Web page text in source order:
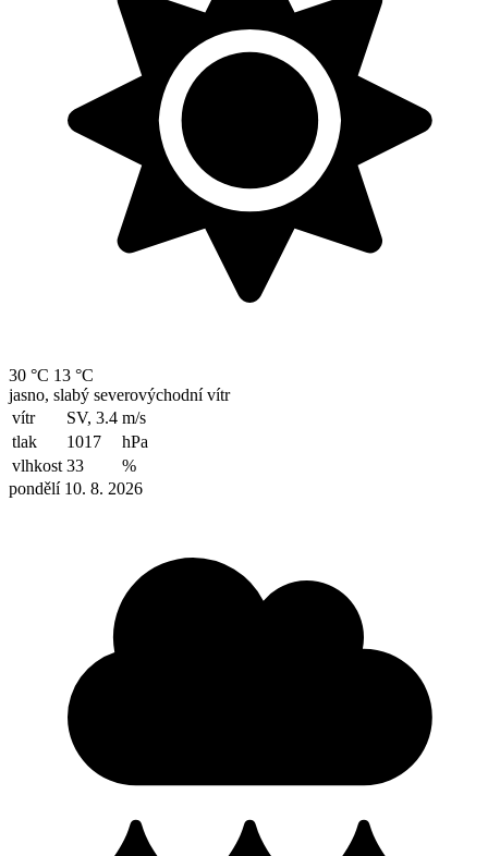
30 °C 13 °C
jasno, slabý severovýchodní vítr
vítr
SV, 3.4 m/s
tlak
1017
hPa
vlhkost 33
%
pondělí 10. 8. 2026